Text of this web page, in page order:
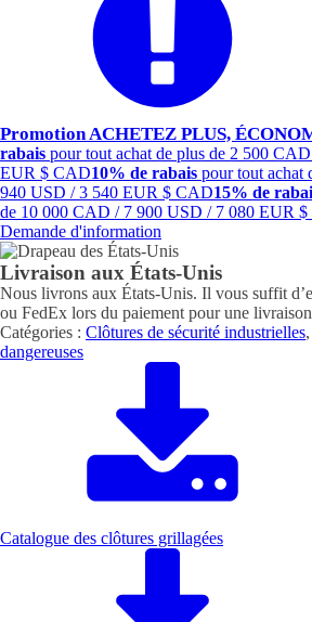
Promotion ACHETEZ PLUS,
rabais pour tout achat de plus de 2 500
EUR $ CAD10% de rabais pour tout achat
940 USD / 3 540 EUR $ CAD15% de
de 10 000 CAD / 7 900 USD / 7 080 EUR $
Demande d'information
Livraison aux États-Unis
Nous livrons aux États-Unis. Il vous suffit
ou FedEx lors du paiement pour une
Catégories : Clôtures de sécurité industrielles,
dangereuses
Catalogue des clôtures grillagées